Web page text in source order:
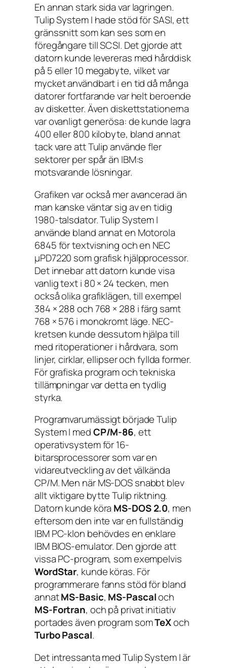
En annan stark sida var lagringen.
Tulip System I hade stöd för SASI, ett
gränssnitt som kan ses som en
föregångare till SCSI. Det gjorde att
datorn kunde levereras med hårddisk
på 5 eller 10 megabyte, vilket var
mycket användbart i en tid då många
datorer fortfarande var helt beroende
av disketter. Även diskettstationerna
var ovanligt generösa: de kunde lagra
400 eller 800 kilobyte, bland annat
tack vare att Tulip använde fler
sektorer per spår än IBM:s
motsvarande lösningar.
Grafiken var också mer avancerad än
man kanske väntar sig av en tidig
1980-talsdator. Tulip System I
använde bland annat en Motorola
6845 för textvisning och en NEC
μPD7220 som grafisk hjälpprocessor.
Det innebar att datorn kunde visa
vanlig text i 80 × 24 tecken, men
också olika grafiklägen, till exempel
384 × 288 och 768 × 288 i färg samt
768 × 576 i monokromt läge. NEC-
kretsen kunde dessutom hjälpa till
med ritoperationer i hårdvara, som
linjer, cirklar, ellipser och fyllda former.
För grafiska program och tekniska
tillämpningar var detta en tydlig
styrka.
Programvarumässigt började Tulip
System I medCP/M-86, ett
operativsystem för 16-
bitarsprocessorer som var en
vidareutveckling av det välkända
CP/M. Men när MS-DOS snabbt blev
allt viktigare bytte Tulip riktning.
Datorn kunde köra MS-DOS 2.0, men
eftersom den inte var en fullständig
IBM PC-klon behövdes en enklare
IBM BIOS-emulator. Den gjorde att
vissa PC-program, som exempelvis
WordStar, kunde köras. För
programmerare fanns stöd för bland
annatMS-Basic, MS-Pascaloch
MS-Fortran, och på privat initiativ
portades även program somTeXoch
Turbo Pascal.
Det intressanta med Tulip System I är